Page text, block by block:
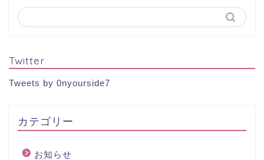
Twitter
Tweets by 0nyourside7
カテゴリー
お知らせ